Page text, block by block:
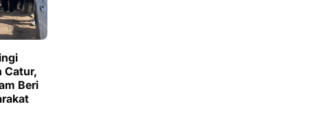
Catur,
Beri